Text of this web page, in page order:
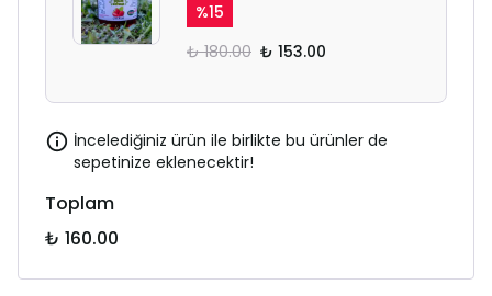
%15
₺ 180.00 ₺ 153.00
İncelediğiniz ürün ile birlikte bu ürünler de
sepetinize eklenecektir!
Toplam
₺ 160.00